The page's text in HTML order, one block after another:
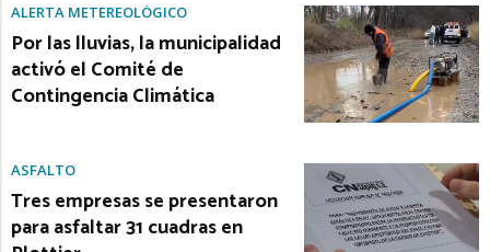
ALERTA METEREOLÓGICO
Por las lluvias, la municipalidad
activó el Comité de
Contingencia Climática
ASFALTO
Tres empresas se presentaron
para asfaltar 31 cuadras en